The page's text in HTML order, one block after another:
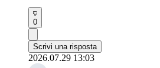
0
Scrivi una risposta
2026.07.29 13:03